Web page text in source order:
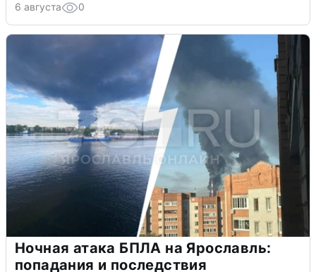
6 августа 0
Ночная атака БПЛА на Ярославль:
попадания и последствия